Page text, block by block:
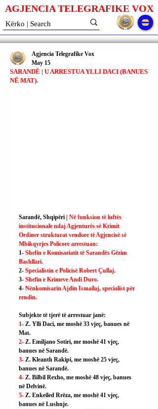
AGJENCIA TELEGRAFIKE VOX
SARANDË | U ARRESTUA YLLI DACI (BANUES
NË MAT).
Agjencia Telegrafike Vox
May 15
Sarandë, Shqipëri | Në funksion të luftës
institucionale ndaj Agjenturës së Krimit
Ordiner strukturat vendore të Agjencisë së
Mbikqyrjes Policore arrestuan:
1- Shefin e Komisariatit të Sarandës Gëzim
Bashllari.
2- Specialistin e Policisë Robert Çullaj.
3- Shefin e Krimeve Andi Duro.
4- Nënkomisarin Ajdin Ismailaj, specialist për
rendin.
Subjekte të tjerë të arrestuar janë:
1- Z. Ylli Daci, me moshë 33 vjeç, banues në
Mat.
2- Z. Emiljano Sotiri, me moshë 41 vjeç,
banues në Sarandë.
3- Z. Kleanth Rakipi, me moshë 25 vjeç,
banues në Sarandë.
4- Z. Bilbil Rexho, me moshë 48 vjeç, banues
në Delvinë.
5- Z. Enkeiled Rrëza, me moshë 41 vjeç,
banues në Lushnje.